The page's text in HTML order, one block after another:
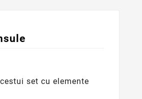
set cu elemente